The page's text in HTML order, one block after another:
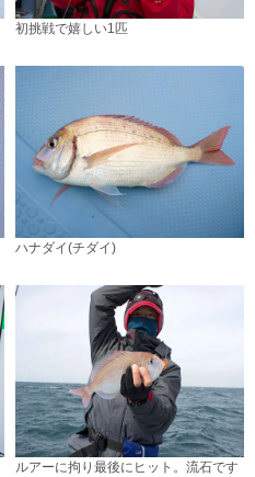
初挑戦で嬉しい1匹
ハナダイ(チダイ)
ルアーに拘り最後にヒット。流石です